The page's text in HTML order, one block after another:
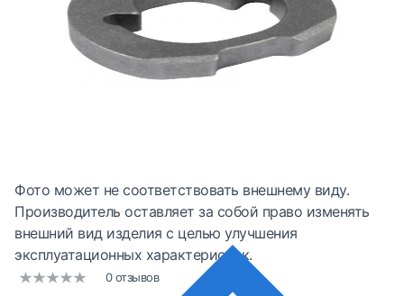
Фото может не соответствовать внешнему виду.
Производитель оставляет за собой право изменять
внешний вид изделия с целью улучшения
эксплуатационных характеристик.
0 отзывов